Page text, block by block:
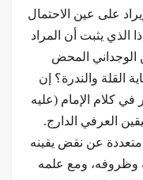
على عين الاحتمال
الذي يثبت أن المراد
الوجداني المحض
القلة والندرة؟ إن
في كلام الإمام (عليه
العرفي الدارج.
متعددة عن نقض يقينه
وظروفه، ومع علمه